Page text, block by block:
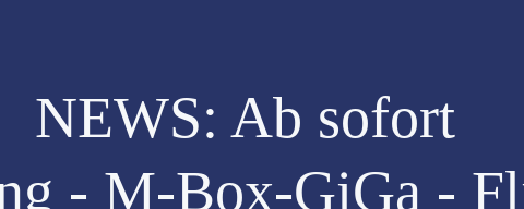
NEWS: Ab sofort
- M-Box-GiGa -